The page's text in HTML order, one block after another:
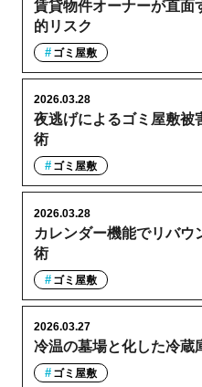
賃貸物件オーナーが直面
的リスク
ゴミ屋敷
夜逃げによるゴミ屋敷被
術
2026.03.28
ゴミ屋敷
カレンダー機能でリバウ
術
2026.03.28
ゴミ屋敷
冷温の墓場と化した冷蔵
2026.03.27
ゴミ屋敷